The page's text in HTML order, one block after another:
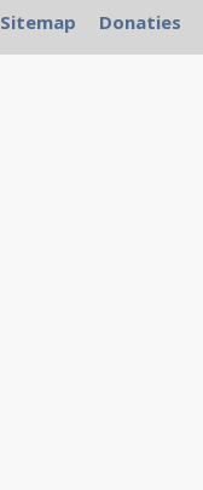
Sitemap Donaties